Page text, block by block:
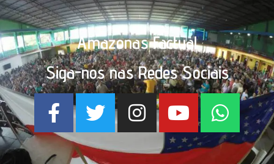
Amazonas Factual
Siga-nos nas Redes Sociais